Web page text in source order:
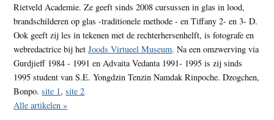
Rietveld Academie. Ze geeft sinds 2008 cursussen in glas in lood,
brandschilderen op glas -traditionele methode - en Tiffany 2- en 3- D.
Ook geeft zij les in tekenen met de rechterhersenhelft, is fotografe en
webredactrice bij hetJoods Virtueel Museum. Na een omzwerving via
Gurdjieff 1984 - 1991 en Advaita Vedanta 1991- 1995 is zij sinds
1995 student van S.E. Yongdzin Tenzin Namdak Rinpoche. Dzogchen,
Bonpo.site 1,site 2
Alle artikelen »